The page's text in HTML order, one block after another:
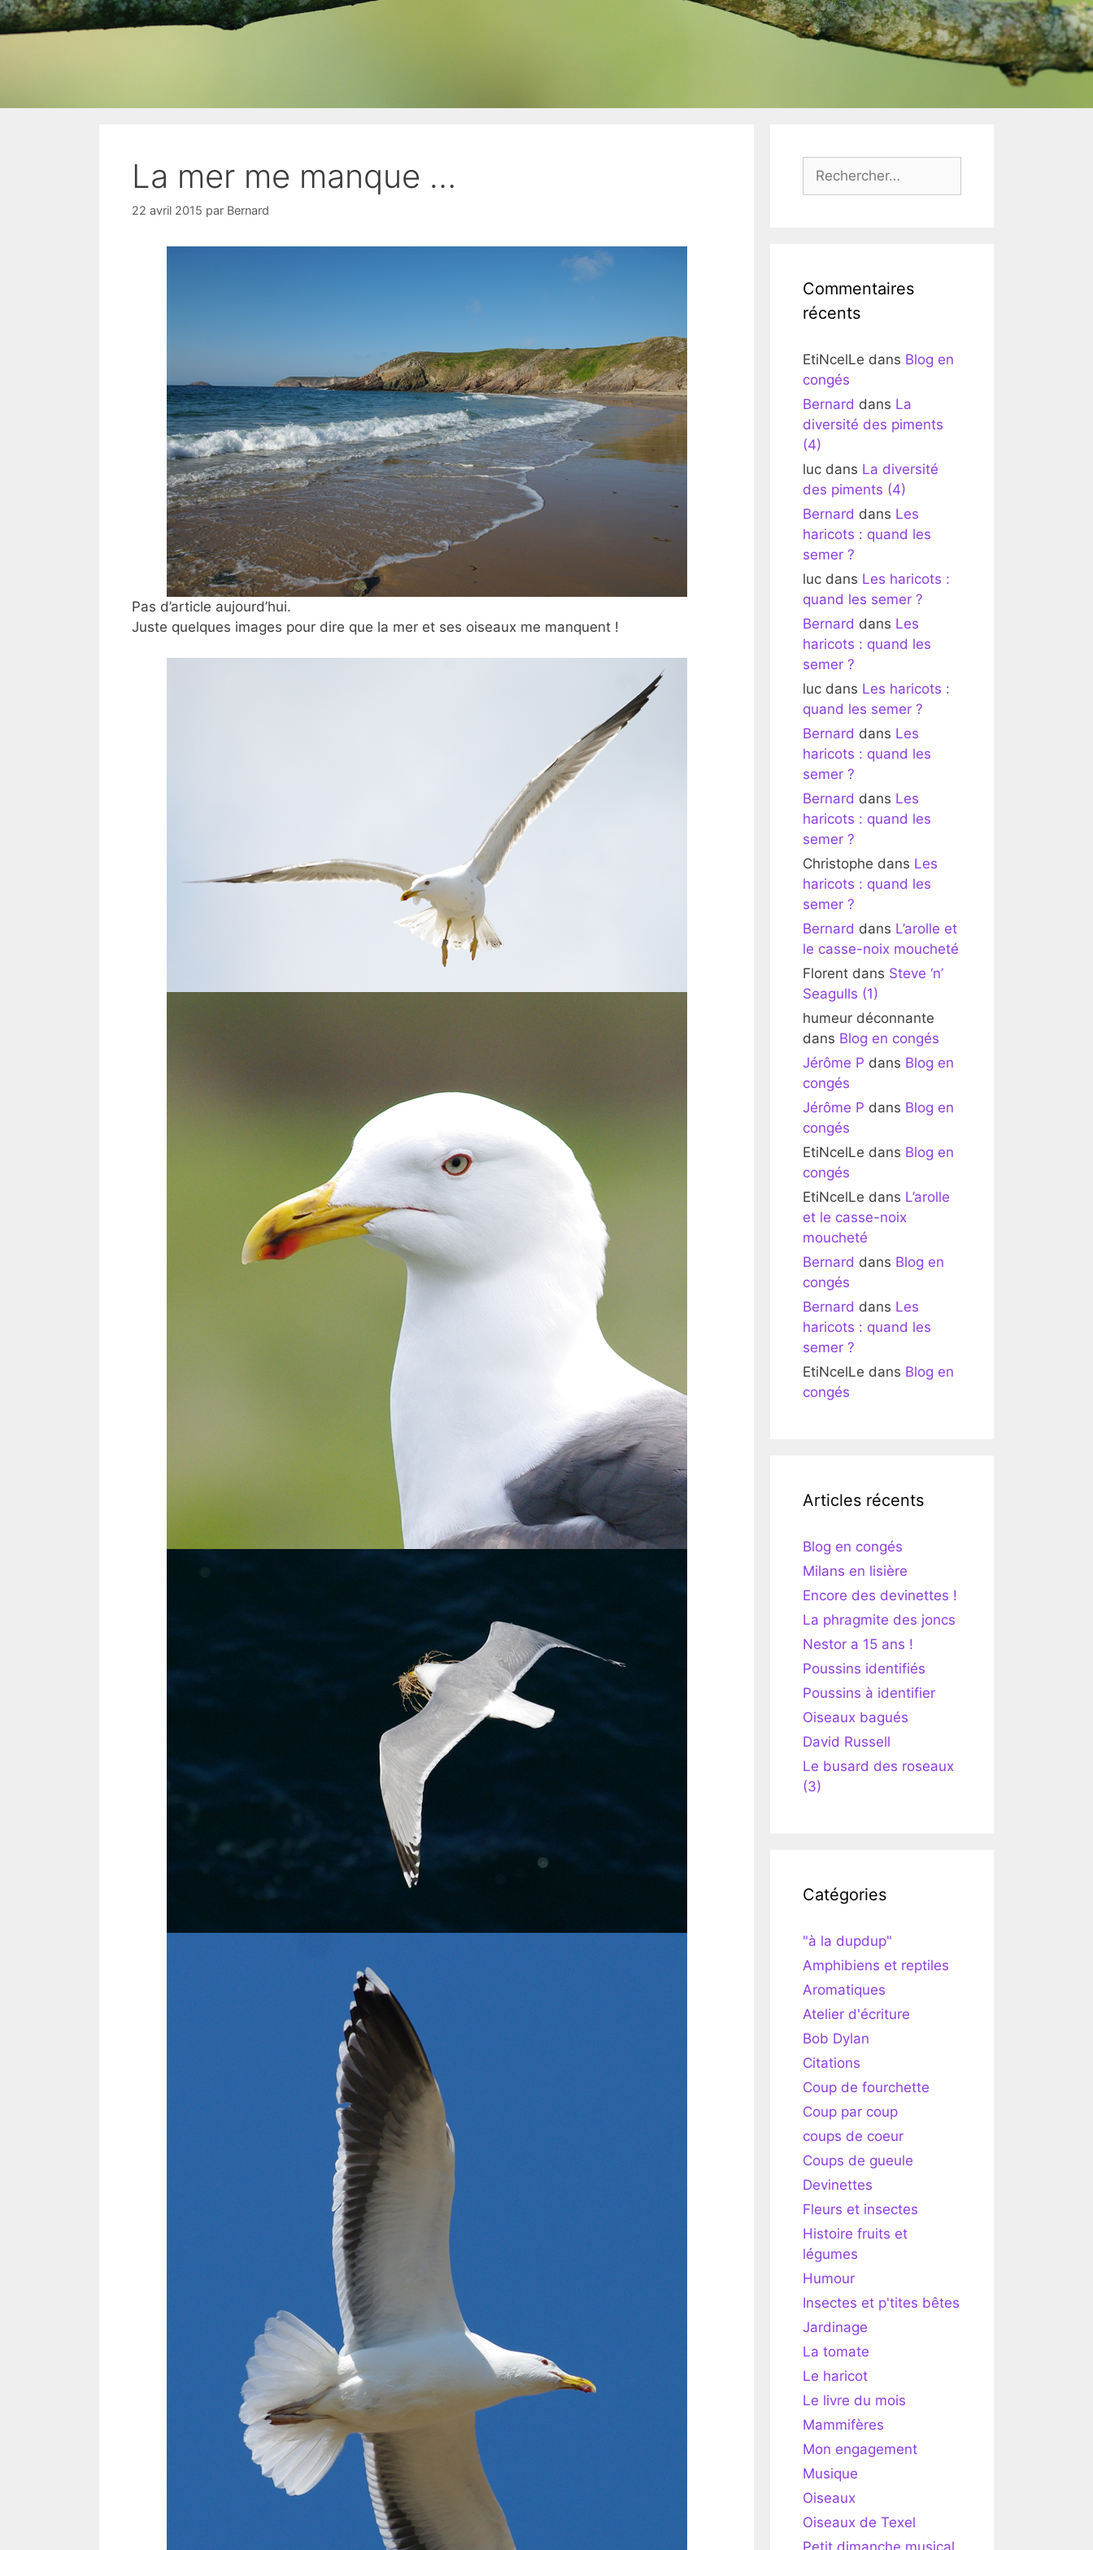
La mer me manque …
22 avril 2015 par Bernard
Pas d’article aujourd’hui.
Juste quelques images pour dire que la mer et ses oiseaux me manquent !
Commentaires
récents
EtiNcelLe dans Blog en
congés
Bernard dans La
diversité des piments
(4)
luc dans La diversité
des piments (4)
Bernard dans Les
haricots : quand les
semer ?
luc dans Les haricots :
quand les semer ?
Bernard dans Les
haricots : quand les
semer ?
luc dans Les haricots :
quand les semer ?
Bernard dans Les
haricots : quand les
semer ?
Bernard dans Les
haricots : quand les
semer ?
Christophe dans Les
haricots : quand les
semer ?
Bernard dans L’arolle et
le casse-noix moucheté
Florent dans Steve ‘n’
Seagulls (1)
humeur déconnante
dans Blog en congés
Jérôme P dans Blog en
congés
Jérôme P dans Blog en
congés
EtiNcelLe dans Blog en
congés
EtiNcelLe dans L’arolle
et le casse-noix
moucheté
Bernard dans Blog en
congés
Bernard dans Les
haricots : quand les
semer ?
EtiNcelLe dans Blog en
congés
Articles récents
Blog en congés
Milans en lisière
Encore des devinettes !
La phragmite des joncs
Nestor a 15 ans !
Poussins identifiés
Poussins à identifier
Oiseaux bagués
David Russell
Le busard des roseaux
(3)
Catégories
"à la dupdup"
Amphibiens et reptiles
Aromatiques
Atelier d'écriture
Bob Dylan
Citations
Coup de fourchette
Coup par coup
coups de coeur
Coups de gueule
Devinettes
Fleurs et insectes
Histoire fruits et
légumes
Humour
Insectes et p'tites bêtes
Jardinage
La tomate
Le haricot
Le livre du mois
Mammifères
Mon engagement
Musique
Oiseaux
Oiseaux de Texel
Petit dimanche musical